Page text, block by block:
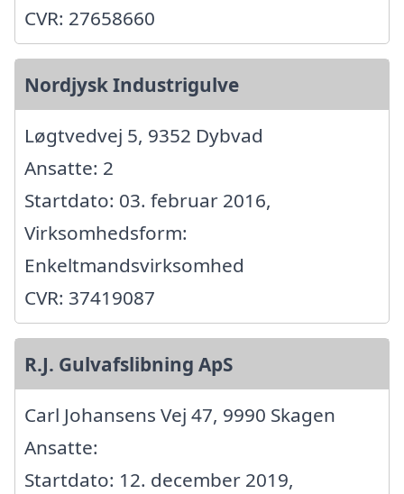
CVR: 27658660
Nordjysk Industrigulve
Løgtvedvej 5, 9352 Dybvad
Ansatte: 2
Startdato: 03. februar 2016,
Virksomhedsform:
Enkeltmandsvirksomhed
CVR: 37419087
R.J. Gulvafslibning ApS
Carl Johansens Vej 47, 9990 Skagen
Ansatte:
Startdato: 12. december 2019,